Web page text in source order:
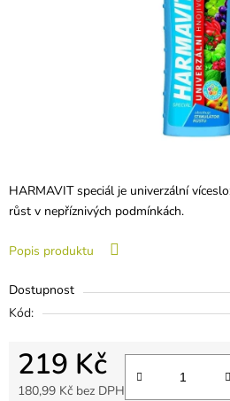
HARMAVIT speciál je univerzální
růst v nepříznivých podmínkách.
Popis produktu
Dostupnost
Kód:
219 Kč
180,99 Kč bez DPH